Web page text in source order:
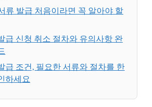
류 발급 처음이라면 꼭 알아야 할
급 신청 취소 절차와 유의사항 완
급 조건, 필요한 서류와 절차를 한
하세요